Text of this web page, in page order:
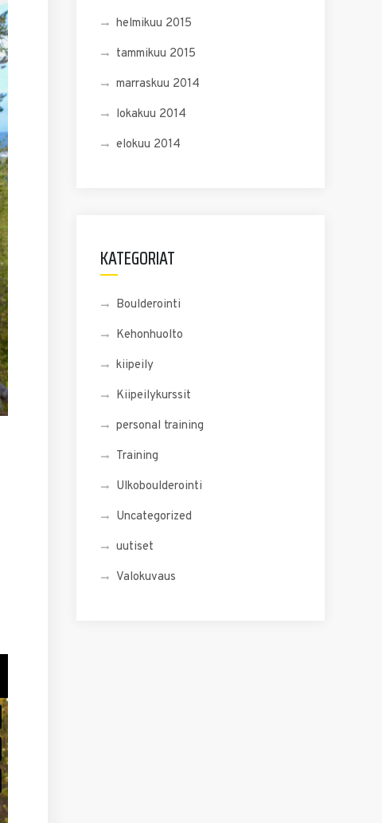
helmikuu 2015
tammikuu 2015
marraskuu 2014
lokakuu 2014
elokuu 2014
KATEGORIAT
Boulderointi
Kehonhuolto
kiipeily
Kiipeilykurssit
personal training
Training
Ulkoboulderointi
Uncategorized
uutiset
Valokuvaus